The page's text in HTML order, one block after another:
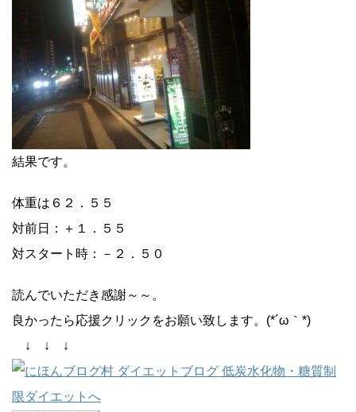
結果です。
体重は６２．５５
対前日：＋１．５５
対スタート時：－２．５０
読んでいただき感謝～～。
良かったら応援クリックをお願い致します。(*´ω｀*)
↓ ↓ ↓